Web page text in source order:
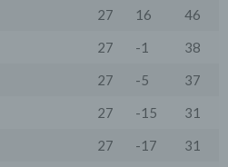
27 16
46
27 -1
38
27 -5
37
27 -15
31
27 -17
31
Einwilligung der Nutzer
die eine gesetzlich
der Daten gewährleisten.
Daten
Daten werden, neben den
für die folgenden Zwecke auf
verarbeitet: